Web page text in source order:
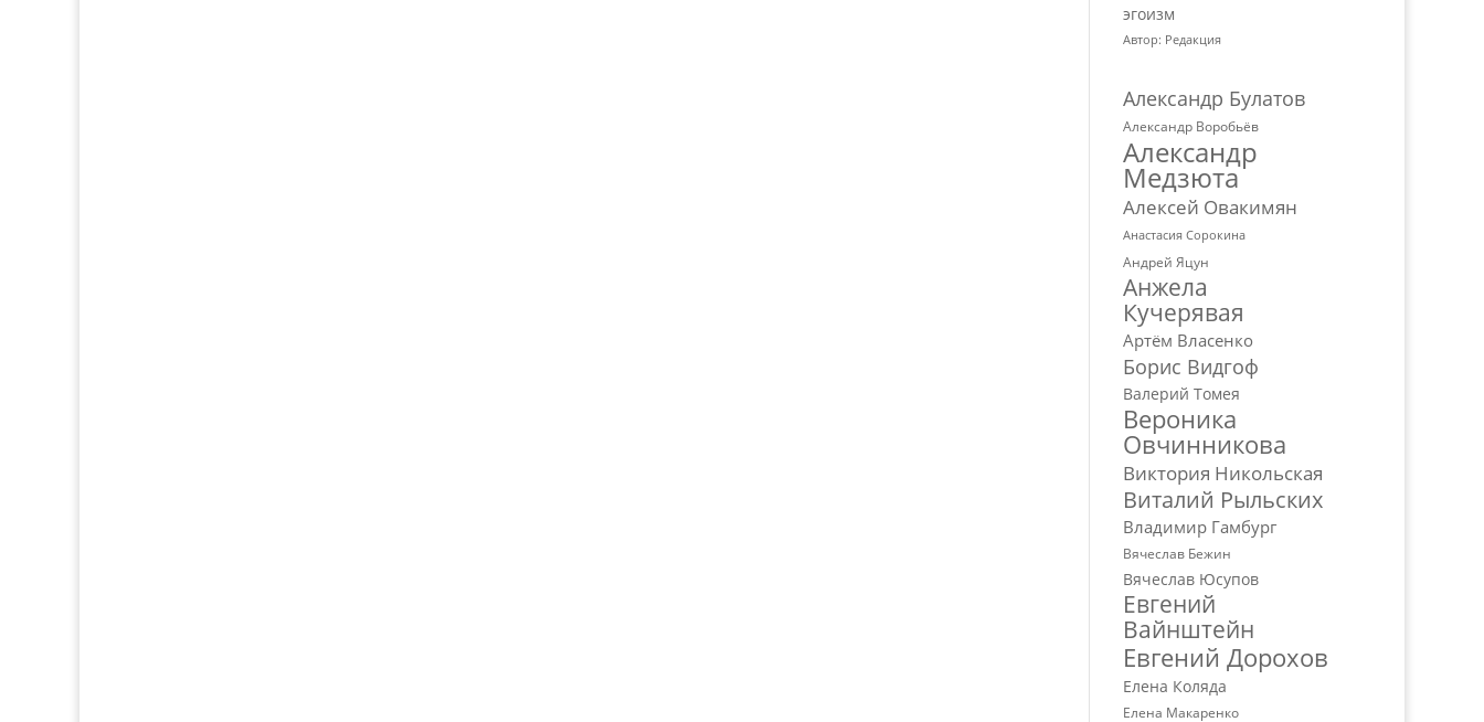
эгоизм
Автор: Редакция
Александр Булатов
Александр Воробьёв
Александр
Медзюта
Алексей Овакимян
Анастасия Сорокина
Андрей Яцун
Анжела
Кучерявая
Артём Власенко
Борис Видгоф
Валерий Томея
Вероника
Овчинникова
Виктория Никольская
Виталий Рыльских
Владимир Гамбург
Вячеслав Бежин
Вячеслав Юсупов
Евгений
Вайнштейн
Евгений Дорохов
Елена Коляда
Елена Макаренко